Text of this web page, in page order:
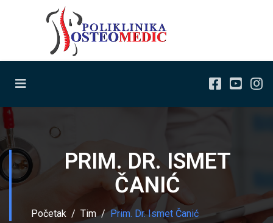
PRIM. DR. ISMET
ČANIĆ
Početak Tim Prim. Dr. Ismet Čanić